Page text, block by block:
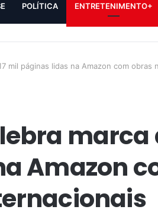
POLÍTICA ENTRETENIMENTO+
mil páginas lidas na Amazon com obras
marca
Amazon